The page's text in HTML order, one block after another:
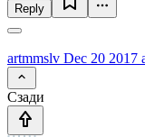
Reply
artmmslv Dec 20 2017
Сзади